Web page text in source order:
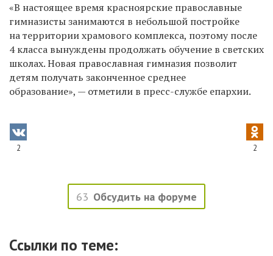
«В настоящее время красноярские православные
гимназисты занимаются в небольшой постройке
на территории храмового комплекса, поэтому после
4 класса вынуждены продолжать обучение в светских
школах. Новая православная гимназия позволит
детям получать законченное среднее
образование», — отметили в пресс-службе епархии.
2 2
63 Обсудить на форуме
Ссылки по теме: